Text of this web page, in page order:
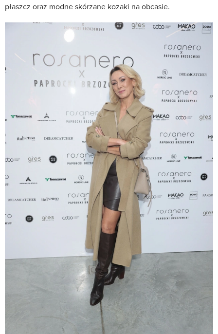
płaszcz oraz modne skórzane kozaki na obcasie.